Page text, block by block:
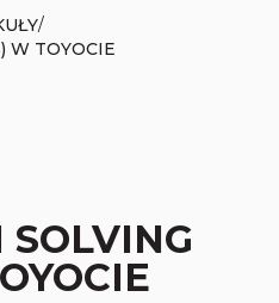
/
W TOYOCIE
SOLVING